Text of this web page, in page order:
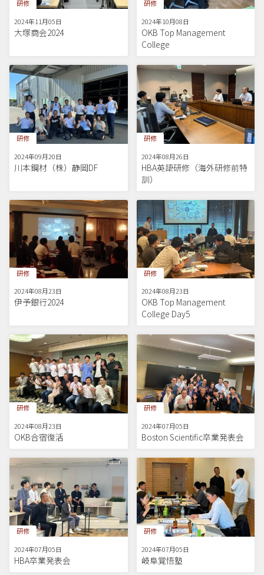
研修
2024年11月05日
大塚商会2024
研修
2024年10月08日
OKB Top Management
College
研修
2024年09月20日
川本鋼材（株）静岡DF
研修
2024年08月26日
HBA英語研修（海外研修前特
訓）
研修
2024年08月23日
伊予銀行2024
研修
2024年08月23日
OKB Top Management
College Day5
研修
2024年08月23日
OKB合宿復活
研修
2024年07月05日
Boston Scientific卒業発表会
研修
2024年07月05日
HBA卒業発表会
研修
2024年07月05日
岐阜覚悟塾